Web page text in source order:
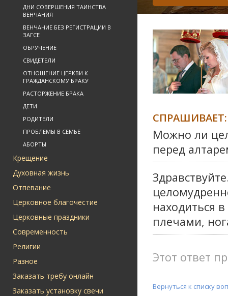
ДНИ СОВЕРШЕНИЯ ТАИНСТВА
ВЕНЧАНИЯ
ВЕНЧАНИЕ БЕЗ РЕГИСТРАЦИИ В
ЗАГСЕ
ОБРУЧЕНИЕ
СВИДЕТЕЛИ
ОТНОШЕНИЕ ЦЕРКВИ К
ГРАЖДАНСКОМУ БРАКУ
РАСТОРЖЕНИЕ БРАКА
ДЕТИ
РОДИТЕЛИ
ПРОБЛЕМЫ В СЕМЬЕ
АБОРТЫ
Крещение
Духовная жизнь
Отпевание
Церковное благочестие
Церковные праздники
Современность
Религии
Разное
Заказать требу онлайн
Заказать установку свечи
СПРАШИВАЕТ:
Можно ли
перед
находиться
плечами,
Этот ответ
Вернуться к списку